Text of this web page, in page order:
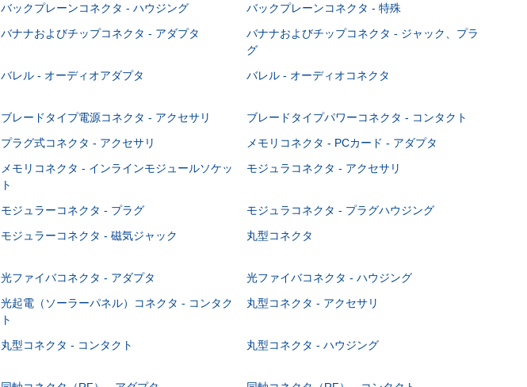
バックプレーンコネクタ - ハウジング
バックプレーンコネクタ - 特殊
バナナおよびチップコネクタ - アダプタ
バナナおよびチップコネクタ - ジャック、プラ
グ
バレル - オーディオアダプタ バレル - オーディオコネクタ
ブレードタイプ電源コネクタ - アクセサリ
ブレードタイプパワーコネクタ - コンタクト
プラグ式コネクタ - アクセサリ
メモリコネクタ - PCカード - アダプタ
メモリコネクタ - インラインモジュールソケッ
ト
モジュラコネクタ - アクセサリ
モジュラーコネクタ - プラグ
モジュラコネクタ - プラグハウジング
モジュラーコネクタ - 磁気ジャック 丸型コネクタ
光ファイバコネクタ - アダプタ
光ファイバコネクタ - ハウジング
光起電（ソーラーパネル）コネクタ - コンタク
ト
丸型コネクタ - アクセサリ
丸型コネクタ - コンタクト 丸型コネクタ - ハウジング